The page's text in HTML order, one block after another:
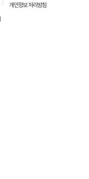
개인정보 처리방침